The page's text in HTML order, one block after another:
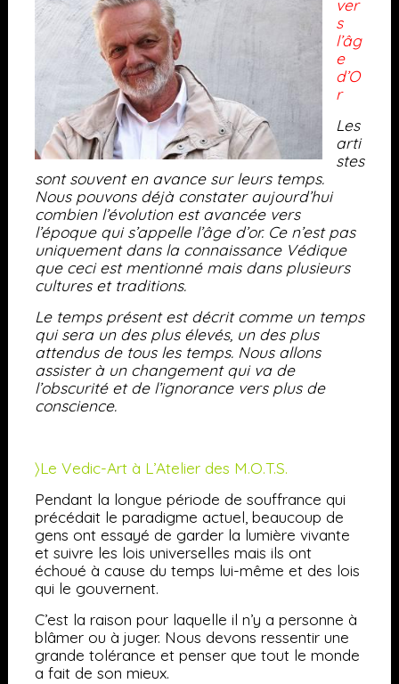
ver
s
l’âg
e
d’O
r
Les
arti
stes
sont souvent en avance sur leurs temps.
Nous pouvons déjà constater aujourd’hui
combien l’évolution est avancée vers
l’époque qui s’appelle l’âge d’or. Ce n’est pas
uniquement dans la connaissance Védique
que ceci est mentionné mais dans plusieurs
cultures et traditions.
Le temps présent est décrit comme un temps
qui sera un des plus élevés, un des plus
attendus de tous les temps. Nous allons
assister à un changement qui va de
l’obscurité et de l’ignorance vers plus de
conscience.
〉Le Vedic-Art à L’Atelier des M.O.T.S.
Pendant la longue période de souffrance qui
précédait le paradigme actuel, beaucoup de
gens ont essayé de garder la lumière vivante
et suivre les lois universelles mais ils ont
échoué à cause du temps lui-même et des lois
qui le gouvernent.
C’est la raison pour laquelle il n’y a personne à
blâmer ou à juger. Nous devons ressentir une
grande tolérance et penser que tout le monde
a fait de son mieux.